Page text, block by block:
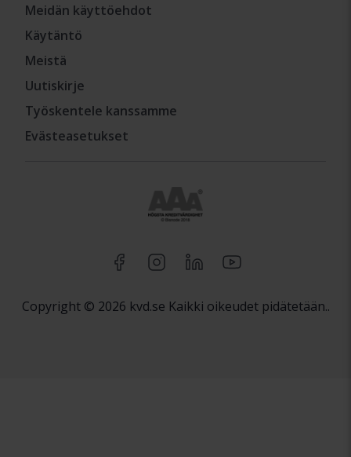
Meidän käyttöehdot
Käytäntö
Meistä
Uutiskirje
Työskentele kanssamme
Evästeasetukset
Copyright © 2026 kvd.se Kaikki oikeudet pidätetään..